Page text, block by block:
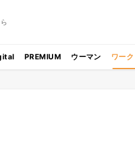
PREMIUM ウーマン ワー